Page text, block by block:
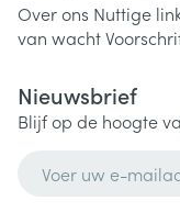
Over ons Nuttige
van wacht
Nieuwsbrief
Blijf op de hoogte